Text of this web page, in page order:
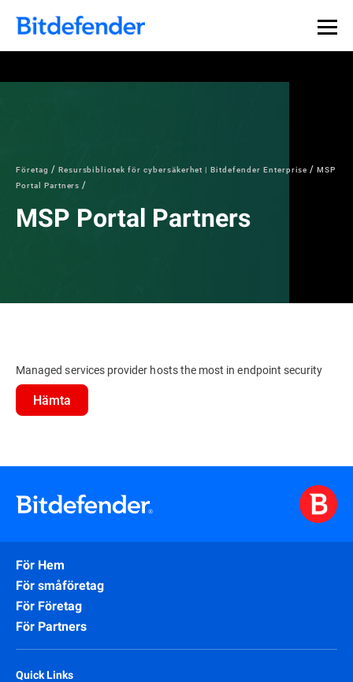
Företag Resursbibliotek för cybersäkerhet | Bitdefender Enterprise
MSP
Portal Partners
MSP Portal Partners
Managed services provider hosts the most in endpoint security
Hämta
För Hem
För småföretag
För Företag
För Partners
Quick Links